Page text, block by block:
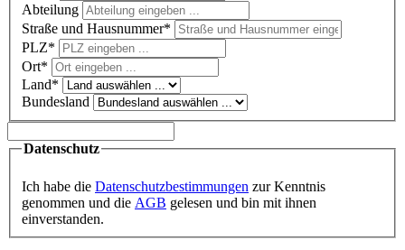
Abteilung
Straße und Hausnummer*
PLZ*
Ort*
Land*
Bundesland
Datenschutz
Ich habe die Datenschutzbestimmungen zur Kenntnis
genommen und die AGB gelesen und bin mit ihnen
einverstanden.